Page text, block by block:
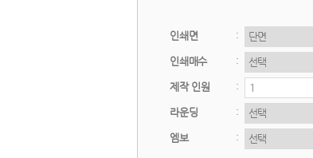
인쇄면
인쇄매수
제작 인원
라운딩
엠보